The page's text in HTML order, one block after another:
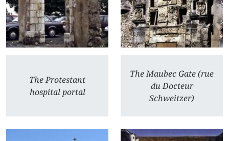
The Protestant
hospital portal
The Maubec Gate (rue
du Docteur
Schweitzer)